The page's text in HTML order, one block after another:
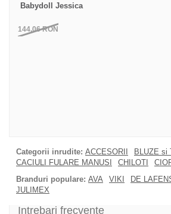
Babydoll Jessica
144,06RON
Categorii inrudite: ACCESORII
BLUZE si
CACIULI FULARE MANUSI
CHILOTI
Branduri populare: AVA VIKI DE
JULIMEX
Intrebari frecvente